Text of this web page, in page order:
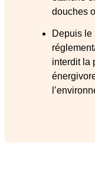
douches
Depuis le
interdit la